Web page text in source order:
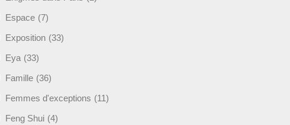
Espace (7)
Exposition (33)
Eya (33)
Famille (36)
Femmes d'exceptions (11)
Feng Shui (4)